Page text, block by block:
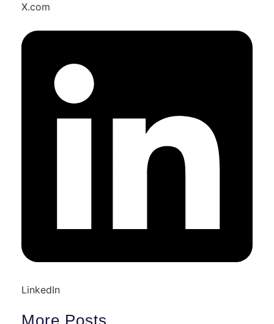
X.com
LinkedIn